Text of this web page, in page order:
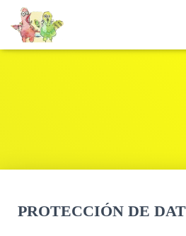
PROTECCIÓN DE